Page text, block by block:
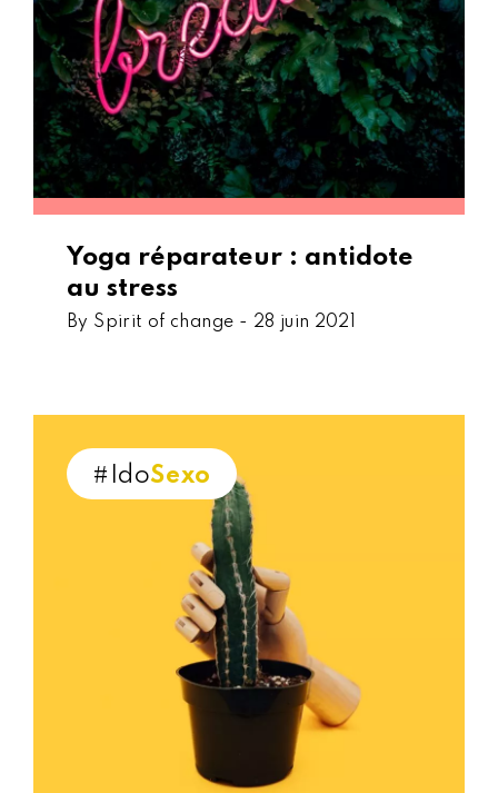
Yoga réparateur : antidote
au stress
By Spirit of change - 28 juin 2021
#IdoSexo